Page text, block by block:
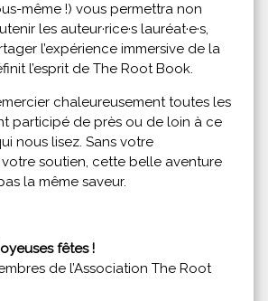
même !) vous permettra non
les auteur·rice·s lauréat·e·s,
l’expérience immersive de la
l’esprit de The Root Book.
chaleureusement toutes les
participé de près ou de loin à ce
nous lisez. Sans votre
soutien, cette belle aventure
la même saveur.
fêtes !
de l’Association The Root